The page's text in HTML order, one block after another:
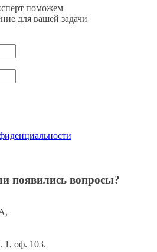
поможем
для вашей задачи
появились вопросы?
1, оф. 103.